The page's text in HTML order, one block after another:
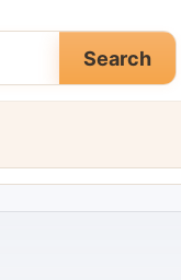
Search